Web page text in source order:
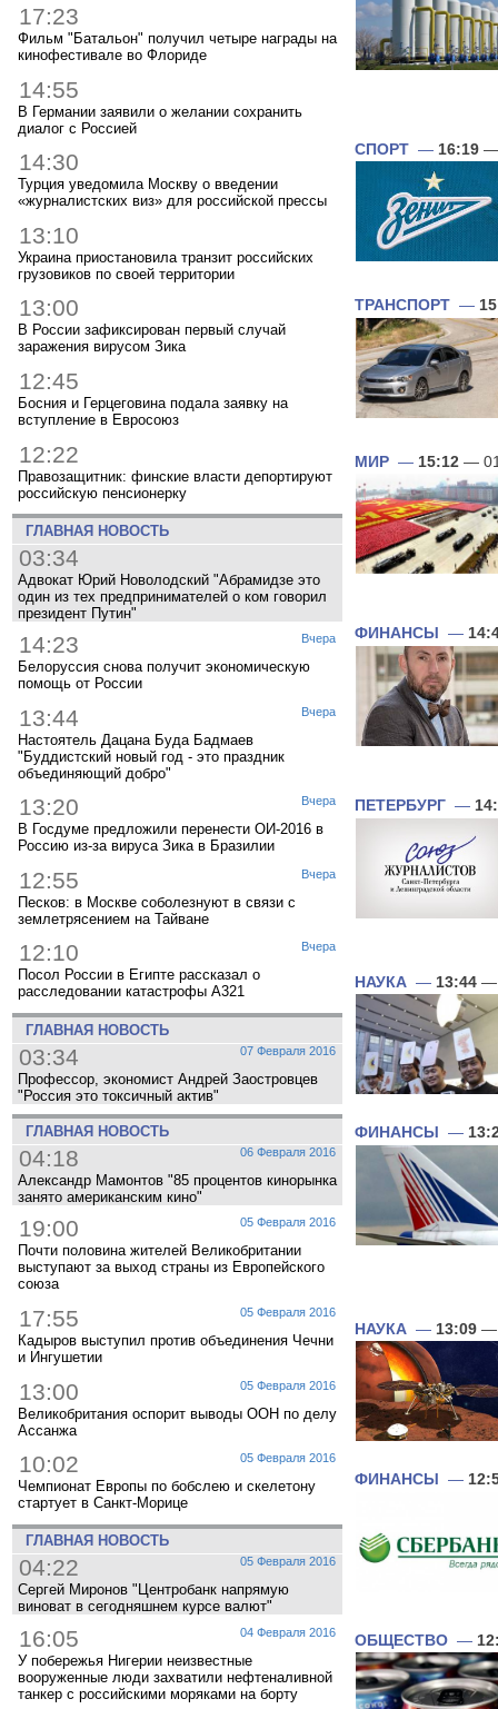
17:23
Фильм "Батальон" получил четыре награды на
кинофестивале во Флориде
14:55
В Германии заявили о желании сохранить
диалог с Россией
14:30
Турция уведомила Москву о введении
«журналистских виз» для российской прессы
13:10
Украина приостановила транзит российских
грузовиков по своей территории
13:00
В России зафиксирован первый случай
заражения вирусом Зика
12:45
Босния и Герцеговина подала заявку на
вступление в Евросоюз
12:22
Правозащитник: финские власти депортируют
российскую пенсионерку
ГЛАВНАЯ НОВОСТЬ
03:34
Адвокат Юрий Новолодский "Абрамидзе это
один из тех предпринимателей о ком говорил
президент Путин"
Вчера
14:23
Белоруссия снова получит экономическую
помощь от России
Вчера
13:44
Настоятель Дацана Буда Бадмаев
"Буддистский новый год - это праздник
объединяющий добро"
Вчера
13:20
В Госдуме предложили перенести ОИ-2016 в
Россию из-за вируса Зика в Бразилии
Вчера
12:55
Песков: в Москве соболезнуют в связи с
землетрясением на Тайване
Вчера
12:10
Посол России в Египте рассказал о
расследовании катастрофы A321
ГЛАВНАЯ НОВОСТЬ
07 Февраля 2016
03:34
Профессор, экономист Андрей Заостровцев
"Россия это токсичный актив"
ГЛАВНАЯ НОВОСТЬ
06 Февраля 2016
04:18
Александр Мамонтов "85 процентов кинорынка
занято американским кино"
05 Февраля 2016
19:00
Почти половина жителей Великобритании
выступают за выход страны из Европейского
союза
05 Февраля 2016
17:55
Кадыров выступил против объединения Чечни
и Ингушетии
05 Февраля 2016
13:00
Великобритания оспорит выводы ООН по делу
Ассанжа
05 Февраля 2016
10:02
Чемпионат Европы по бобслею и скелетону
стартует в Санкт-Морице
ГЛАВНАЯ НОВОСТЬ
05 Февраля 2016
04:22
Сергей Миронов "Центробанк напрямую
виноват в сегодняшнем курсе валют"
04 Февраля 2016
16:05
У побережья Нигерии неизвестные
вооруженные люди захватили нефтеналивной
танкер с российскими моряками на борту
СПОРТ — 16:19 —
ТРАНСПОРТ —
МИР — 15:12 —
ФИНАНСЫ —
ПЕТЕРБУРГ —
НАУКА — 13:44 —
ФИНАНСЫ —
НАУКА — 13:09 —
ФИНАНСЫ —
ОБЩЕСТВО —